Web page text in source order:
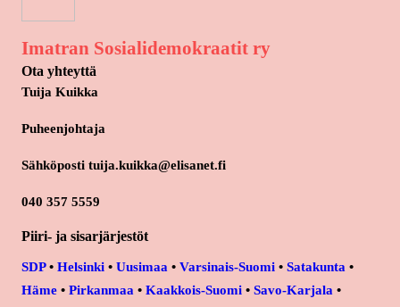
Imatran Sosialidemokraatit ry
Ota yhteyttä
Tuija Kuikka
Puheenjohtaja
Sähköposti tuija.kuikka@elisanet.fi
040 357 5559
Piiri- ja sisarjärjestöt
SDP• Helsinki • Uusimaa • Varsinais-Suomi • Satakunta •
Häme • Pirkanmaa • Kaakkois-Suomi • Savo-Karjala •